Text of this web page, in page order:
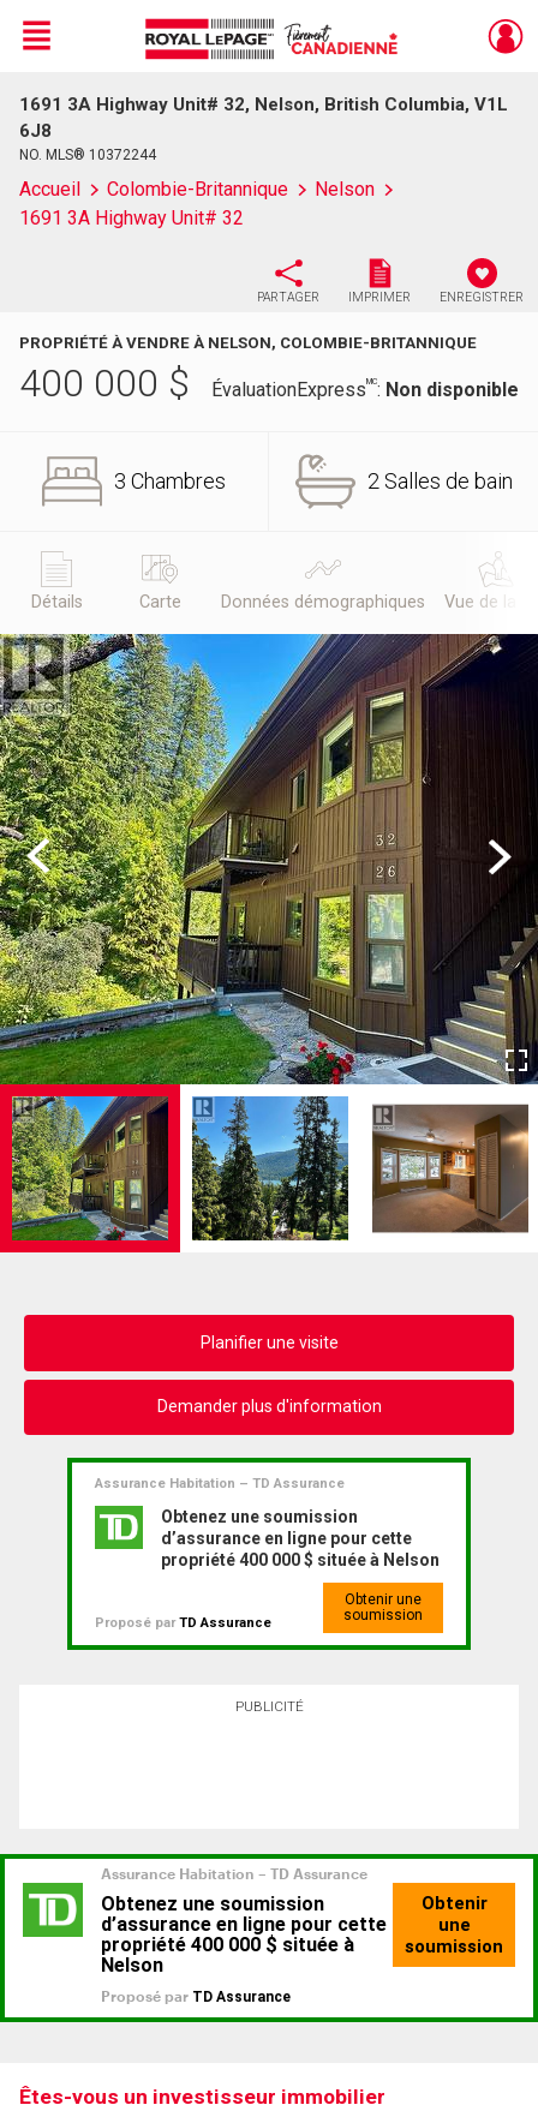
Live
En Direct
Menu
1691 3A Highway Unit# 32, Nelson, British Columbia, V1L
6J8
NO. MLS® 10372244
Accueil Colombie-Britannique
Nelson
1691 3A Highway Unit# 32
PARTAGER IMPRIMER ENREGISTRER
PROPRIÉTÉ À VENDRE À NELSON, COLOMBIE-BRITANNIQUE
400 000 $ ÉvaluationExpressMC: Non disponible
3 Chambres 2 Salles de bain
Détails Carte Données démographiques Vue de la
Previous Next
Planifier une visite
Demander plus d'information
Assurance Habitation – TD Assurance
Obtenez une soumission
d’assurance en ligne pour cette
propriété 400 000 $ située à Nelson
Proposé parTD Assurance
Obtenir une
soumission
PUBLICITÉ
Êtes-vous un investisseur immobilier